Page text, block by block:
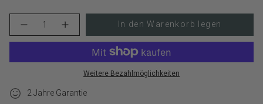
class=\"quantity-
{{
</span>
Menge
für
COPENHAGEN
Armbanduhr
verringern
Schaltfläche
Menge
COPENHAGEN
STUDIOS
Armbanduhr
Curved
In den Warenkorb legen
Weitere Bezahlmöglichkeiten
2 Jahre Garantie